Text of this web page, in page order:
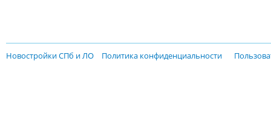
Новостройки СПб и ЛО Политика конфиденциальности